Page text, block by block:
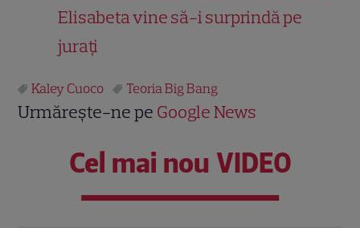
Elisabeta vine să-i surprindă pe
jurați
Kaley Cuoco Teoria Big Bang
Urmărește-ne pe Google News
Cel mai nou VIDEO